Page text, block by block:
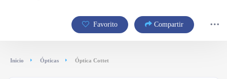
Favorito Compartir
Inicio Ópticas Óptica Cottet